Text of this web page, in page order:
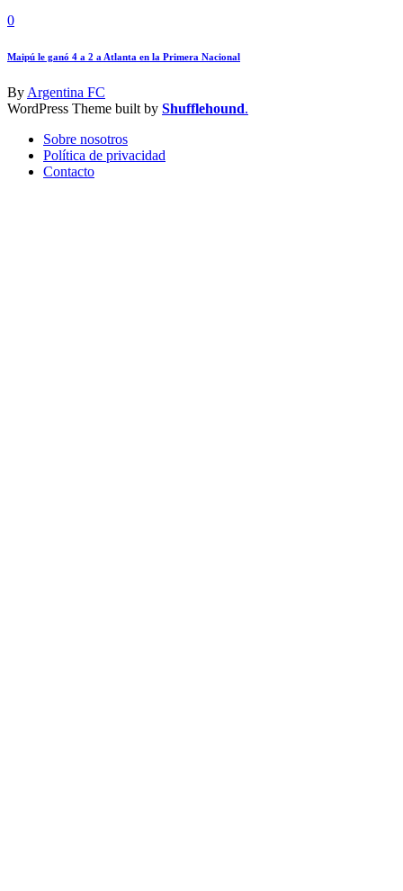
0
Maipú le ganó 4 a 2 a Atlanta en la Primera Nacional
By Argentina FC
WordPress Theme built by Shufflehound.
Sobre nosotros
Política de privacidad
Contacto